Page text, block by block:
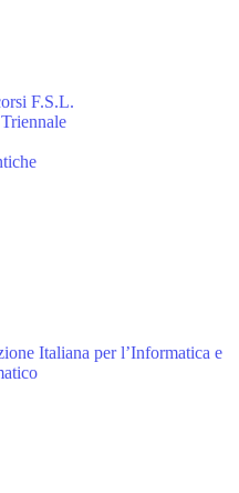
F.S.L.
Italiana per l’Informatica e